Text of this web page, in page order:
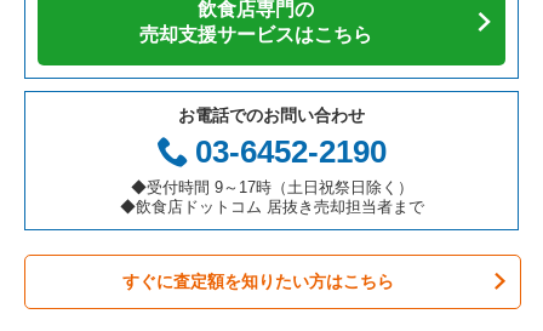
カフェの居抜き売却物件の案件一覧
テイクアウトの居抜き売却物件の案件一覧
お弁当・惣菜・デリの居抜き売却物件の案件一覧
カラオケ・パブ・スナックの居抜き売却物件の案件一覧
バーの居抜き売却物件の案件一覧
居酒屋・ダイニングバーの居抜き売却物件の案件一覧
愛知県の飲食店の居抜き売却物件の案件一覧
岐阜県の飲食店の居抜き売却物件の案件一覧
三重県の飲食店の居抜き売却物件の案件一覧
千代田区の飲食店の居抜き売却物件の案件一覧
港区の飲食店の居抜き売却物件の案件一覧
足立区の飲食店の居抜き売却物件の案件一覧
板橋区の飲食店の居抜き売却物件の案件一覧
台東区の飲食店の居抜き売却物件の案件一覧
練馬区の飲食店の居抜き売却物件の案件一覧
東京23区の焼肉の居抜き売却物件の案件一覧
東京23区の鉄板焼き・お好み焼の居抜き売却物件の案件一覧
東京23区のアジア料理の居抜き売却物件の案件一覧
東京23区のカフェの居抜き売却物件の案件一覧
東京23区のテイクアウトの居抜き売却物件の案件一覧
東京23区のお弁当・惣菜・デリの居抜き売却物件の案件一覧
代々木公園駅のバーの居抜き売却物件の案件一覧
代々木公園駅の和食の居抜き売却物件の案件一覧
飲食店専門の
売却支援サービスはこちら
お電話でのお問い合わせ
03-6452-2190
◆受付時間 9～17時（土日祝祭日除く）
◆飲食店ドットコム 居抜き売却担当者まで
すぐに査定額を知りたい方はこちら